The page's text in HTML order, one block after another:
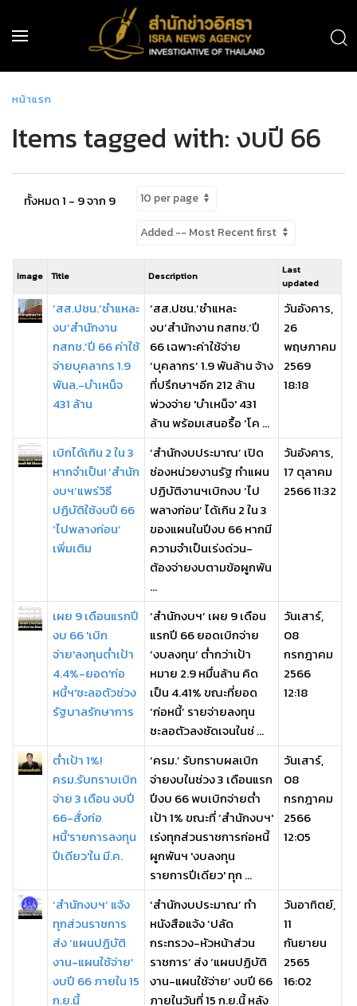
หน้าแรก
Items tagged with: งบปี 66
ทั้งหมด 1 - 9 จาก 9
Image Title Description
Last
updated
‘สส.ปชน.’ชำแหละ
งบ‘สำนักงาน
กสทช.’ปี 66 ค่าใช้
จ่ายบุคลากร 1.9
พันล.-บำเหน็จ
431 ล้าน
‘สส.ปชน.’ชำแหละ
งบ‘สำนักงาน กสทช.’ปี
66 เฉพาะค่าใช้จ่าย
‘บุคลากร’ 1.9 พันล้าน จ้าง
ที่ปรึกษาฯอีก 212 ล้าน
พ่วงจ่าย 'บำเหน็จ' 431
ล้าน พร้อมเสนอรื้อ ‘โค ...
วันอังคาร,
26
พฤษภาคม
2569
18:18
เบิกได้เกิน 2 ใน 3
หากจำเป็น! ‘สำนัก
งบฯ’แพร่วิธี
ปฏิบัติใช้งบปี 66
‘ไปพลางก่อน’
เพิ่มเติม
‘สำนักงบประมาณ’ เปิด
ช่องหน่วยงานรัฐ ทำแผน
ปฏิบัติงานฯเบิกงบ ‘ไป
พลางก่อน’ ได้เกิน 2 ใน 3
ของแผนในปีงบ 66 หากมี
ความจำเป็นเร่งด่วน-
ต้องจ่ายงบตามข้อผูกพัน
...
วันอังคาร,
17 ตุลาคม
2566 11:32
เผย 9 เดือนแรกปี
งบ 66 'เบิก
จ่าย'ลงทุนต่ำเป้า
4.4%-ยอด'ก่อ
หนี้ฯ'ชะลอตัวช่วง
รัฐบาลรักษาการ
‘สำนักงบฯ’ เผย 9 เดือน
แรกปี 66 ยอดเบิกจ่าย
‘งบลงทุน’ ต่ำกว่าเป้า
หมาย 2.9 หมื่นล้าน คิด
เป็น 4.41% ขณะที่ยอด
‘ก่อหนี้’ รายจ่ายลงทุน
ชะลอตัวลงชัดเจนในช่ ...
วันเสาร์,
08
กรกฎาคม
2566
12:18
ต่ำเป้า 1%!
ครม.รับทราบเบิก
จ่าย 3 เดือน งบปี
66-สั่งก่อ
หนี้'รายการลงทุน
ปีเดียว'ใน มี.ค.
‘ครม.’ รับทราบผลเบิก
จ่ายงบในช่วง 3 เดือนแรก
ปีงบ 66 พบเบิกจ่ายต่ำ
เป้า 1% ขณะที่ ‘สำนักงบฯ'
เร่งทุกส่วนราชการก่อหนี้
ผูกพันฯ 'งบลงทุน
รายการปีเดียว' ทุก ...
วันเสาร์,
08
กรกฎาคม
2566
12:05
‘สำนักงบฯ’ แจ้ง
ทุกส่วนราชการ
ส่ง ‘แผนปฏิบัติ
งาน-แผนใช้จ่าย’
งบปี 66 ภายใน 15
ก.ย.นี้
‘สำนักงบประมาณ’ ทำ
หนังสือแจ้ง ‘ปลัด
กระทรวง-หัวหน้าส่วน
ราชการ’ ส่ง ‘แผนปฏิบัติ
งาน-แผนใช้จ่าย’ งบปี 66
ภายในวันที่ 15 ก.ย.นี้ หลัง
วันอาทิตย์,
11
กันยายน
2565
16:02